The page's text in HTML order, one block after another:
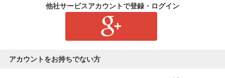
他社サービスアカウントで登録・ログイン
アカウントをお持ちでない方